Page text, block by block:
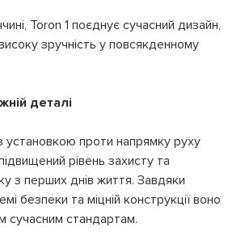
Toron 1 поєднує сучасний дизайн,
зручність у повсякденному
деталі
установкою проти напрямку руху
рівень захисту та
з перших днів життя. Завдяки
безпеки та міцній конструкції воно
сучасним стандартам.